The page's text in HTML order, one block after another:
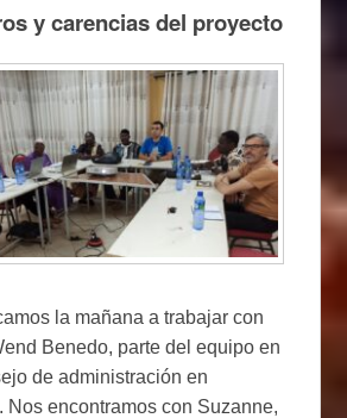
y carencias del proyecto
la mañana a trabajar con
Benedo, parte del equipo en
de administración en
Nos encontramos con Suzanne,